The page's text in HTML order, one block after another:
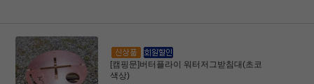
[캠핑문]버터플라이 워터저그받침대(초코
색상)